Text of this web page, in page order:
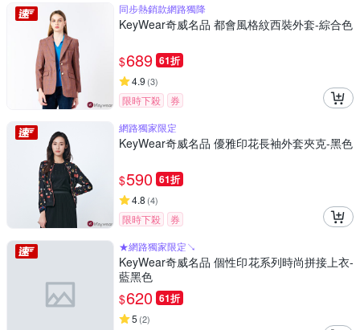
同步熱銷款網路獨降
KeyWear奇威名品 都會風格紋西裝外套-綜合色
$689 61折
4.9 (3)
限時下殺
券
網路獨家限定
KeyWear奇威名品 優雅印花長袖外套夾克-黑色
$590 61折
4.8 (4)
限時下殺
券
★網路獨家限定↘
KeyWear奇威名品 個性印花系列時尚拼接上衣-
藍黑色
$620 61折
5 (2)